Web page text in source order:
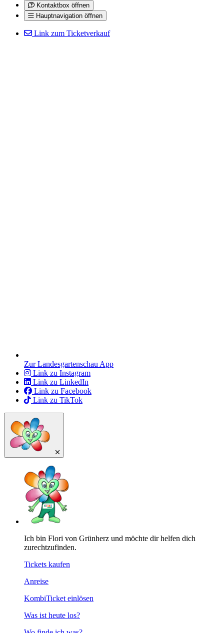
Kontaktbox öffnen
Hauptnavigation öffnen
Link zum Ticketverkauf
Zur Landesgartenschau App
Link zu Instagram
Link zu LinkedIn
Link zu Facebook
Link zu TikTok
Ich bin Flori von Grünherz und möchte dir helfen dich
zurechtzufinden.
Tickets kaufen
Anreise
KombiTicket einlösen
Was ist heute los?